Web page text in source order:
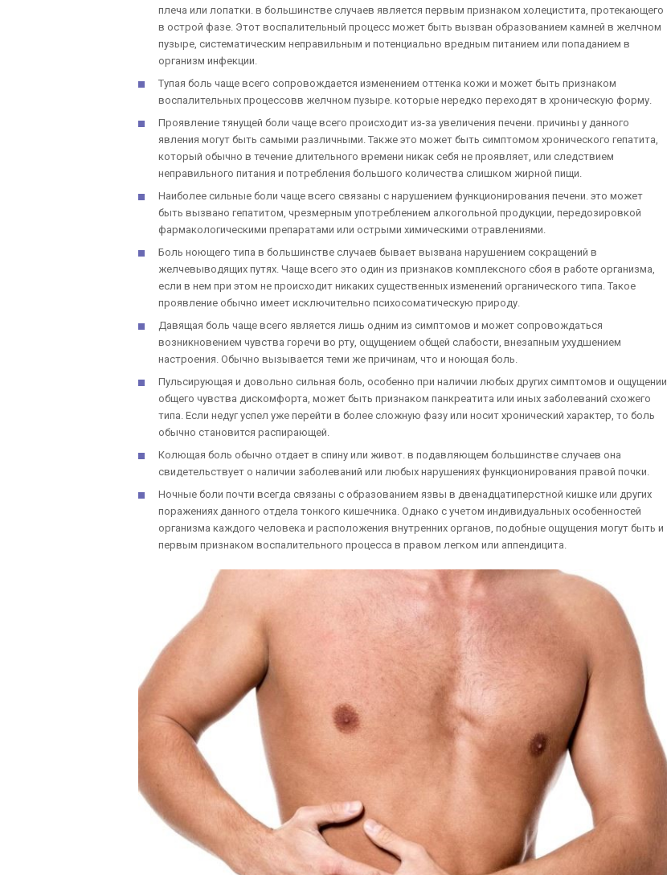
плеча или лопатки. в большинстве случаев является первым признаком холецистита, протекающего
в острой фазе. Этот воспалительный процесс может быть вызван образованием камней в желчном
пузыре, систематическим неправильным и потенциально вредным питанием или попаданием в
организм инфекции.
Тупая боль чаще всего сопровождается изменением оттенка кожи и может быть признаком
воспалительных процессовв желчном пузыре. которые нередко переходят в хроническую форму.
Проявление тянущей боли чаще всего происходит из-за увеличения печени. причины у данного
явления могут быть самыми различными. Также это может быть симптомом хронического гепатита,
который обычно в течение длительного времени никак себя не проявляет, или следствием
неправильного питания и потребления большого количества слишком жирной пищи.
Наиболее сильные боли чаще всего связаны с нарушением функционирования печени. это может
быть вызвано гепатитом, чрезмерным употреблением алкогольной продукции, передозировкой
фармакологическими препаратами или острыми химическими отравлениями.
Боль ноющего типа в большинстве случаев бывает вызвана нарушением сокращений в
желчевыводящих путях. Чаще всего это один из признаков комплексного сбоя в работе организма,
если в нем при этом не происходит никаких существенных изменений органического типа. Такое
проявление обычно имеет исключительно психосоматическую природу.
Давящая боль чаще всего является лишь одним из симптомов и может сопровождаться
возникновением чувства горечи во рту, ощущением общей слабости, внезапным ухудшением
настроения. Обычно вызывается теми же причинам, что и ноющая боль.
Пульсирующая и довольно сильная боль, особенно при наличии любых других симптомов и ощущении
общего чувства дискомфорта, может быть признаком панкреатита или иных заболеваний схожего
типа. Если недуг успел уже перейти в более сложную фазу или носит хронический характер, то боль
обычно становится распирающей.
Колющая боль обычно отдает в спину или живот. в подавляющем большинстве случаев она
свидетельствует о наличии заболеваний или любых нарушениях функционирования правой почки.
Ночные боли почти всегда связаны с образованием язвы в двенадцатиперстной кишке или других
поражениях данного отдела тонкого кишечника. Однако с учетом индивидуальных особенностей
организма каждого человека и расположения внутренних органов, подобные ощущения могут быть и
первым признаком воспалительного процесса в правом легком или аппендицита.